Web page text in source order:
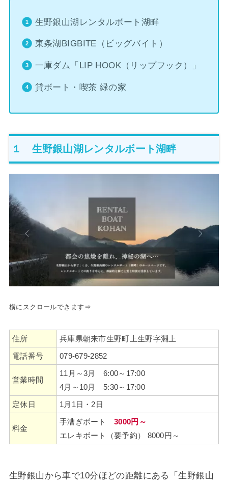
生野銀山湖レンタルボート湖畔
東条湖BIGBITE（ビッグバイト）
一庫ダム「LIP HOOK（リップフック）」
貸ボート・喫茶 緑の家
１ 生野銀山湖レンタルボート湖畔
横にスクロールできます⇒
住所
兵庫県朝来市生野町上生野字淵上
電話番号
079-679-2852
営業時間
11月～3月 6:00～17:00
4月～10月 5:30～17:00
定休日
1月1日・2日
料金
手漕ぎボート3000円～
エレキボート（要予約） 8000円～
生野銀山から車で10分ほどの距離にある「生野銀山